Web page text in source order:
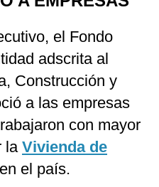
el Fondo
adscrita al
Construcción y
a las empresas
con mayor
la Vivienda de
en el país.